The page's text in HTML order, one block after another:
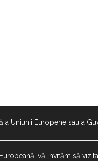
Uniunii Europene sau a
vă invităm să